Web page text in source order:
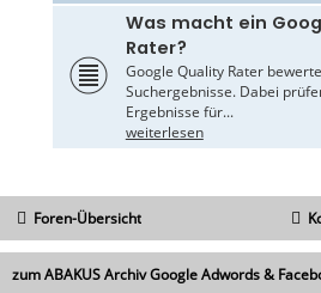
Was macht ein
Rater?
Google Quality Rater
Suchergebnisse. Dabei
Ergebnisse für...
weiterlesen
Foren-Übersicht
zum ABAKUS Archiv Google Adwords &